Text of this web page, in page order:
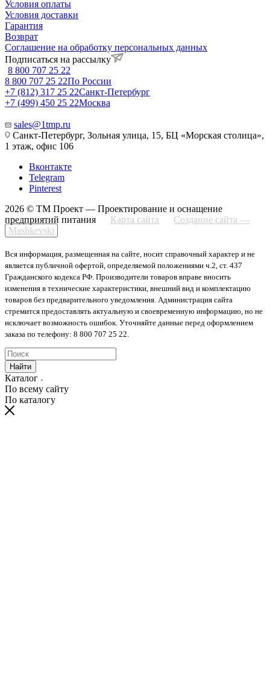
Условия оплаты
Условия доставки
Гарантия
Возврат
Соглашение на обработку персональных данных
Подписаться на рассылку
8 800 707 25 22
8 800 707 25 22По России
+7 (812) 317 25 22Санкт-Петербург
+7 (499) 450 25 22Москва
sales@1tmp.ru
Санкт-Петербург, Зольная улица, 15, БЦ «Морская столица»,
1 этаж, офис 106
Вконтакте
Telegram
Pinterest
2026 © ТМ Проект — Проектирование и оснащение
предприятий питания
Карта сайта
Создание сайта —
Mashkevski
Вся информация, размещенная на сайте, носит справочный характер и не
является публичной офертой, определяемой положениями ч.2, ст. 437
Гражданского кодекса РФ. Производители товаров вправе вносить
изменения в технические характеристики, внешний вид и комплектацию
товаров без предварительного уведомления. Администрация сайта
стремится предоставлять актуальную и своевременную информацию, но не
исключает возможность ошибок. Уточняйте данные перед оформлением
заказа по телефону: 8 800 707 25 22.
Найти
Каталог
По всему сайту
По каталогу